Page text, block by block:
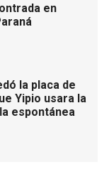
en
la placa de
Yipio usara la
espontánea